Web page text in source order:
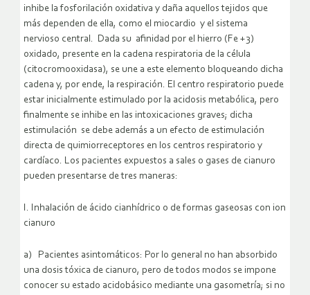
inhibe la fosforilación oxidativa y daña aquellos tejidos que
más dependen de ella, como el miocardio y el sistema
nervioso central. Dada su afinidad por el hierro (Fe +3)
oxidado, presente en la cadena respiratoria de la célula
(citocromooxidasa), se une a este elemento bloqueando dicha
cadena y, por ende, la respiración. El centro respiratorio puede
estar inicialmente estimulado por la acidosis metabólica, pero
finalmente se inhibe en las intoxicaciones graves; dicha
estimulación se debe además a un efecto de estimulación
directa de quimiorreceptores en los centros respiratorio y
cardíaco. Los pacientes expuestos a sales o gases de cianuro
pueden presentarse de tres maneras:
I. Inhalación de ácido cianhídrico o de formas gaseosas con ion
cianuro
a) Pacientes asintomáticos: Por lo general no han absorbido
una dosis tóxica de cianuro, pero de todos modos se impone
conocer su estado acidobásico mediante una gasometría; si no